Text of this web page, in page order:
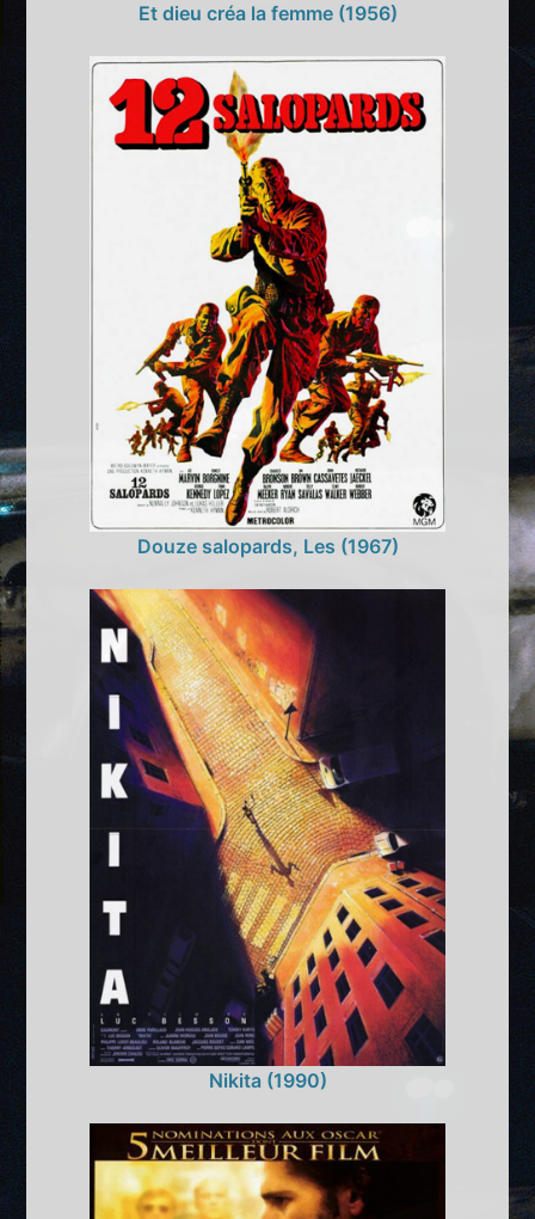
Et dieu créa la femme (1956)
Douze salopards, Les (1967)
Nikita (1990)